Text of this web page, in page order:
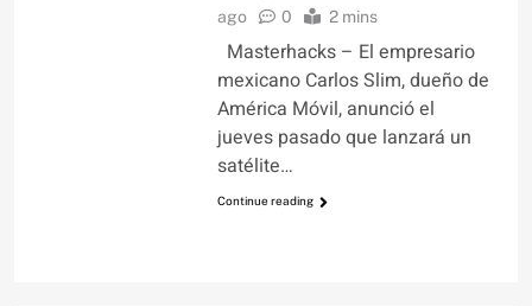
ago
0 2 mins
Masterhacks – El empresario
mexicano Carlos Slim, dueño de
América Móvil, anunció el
jueves pasado que lanzará un
satélite…
Continue reading